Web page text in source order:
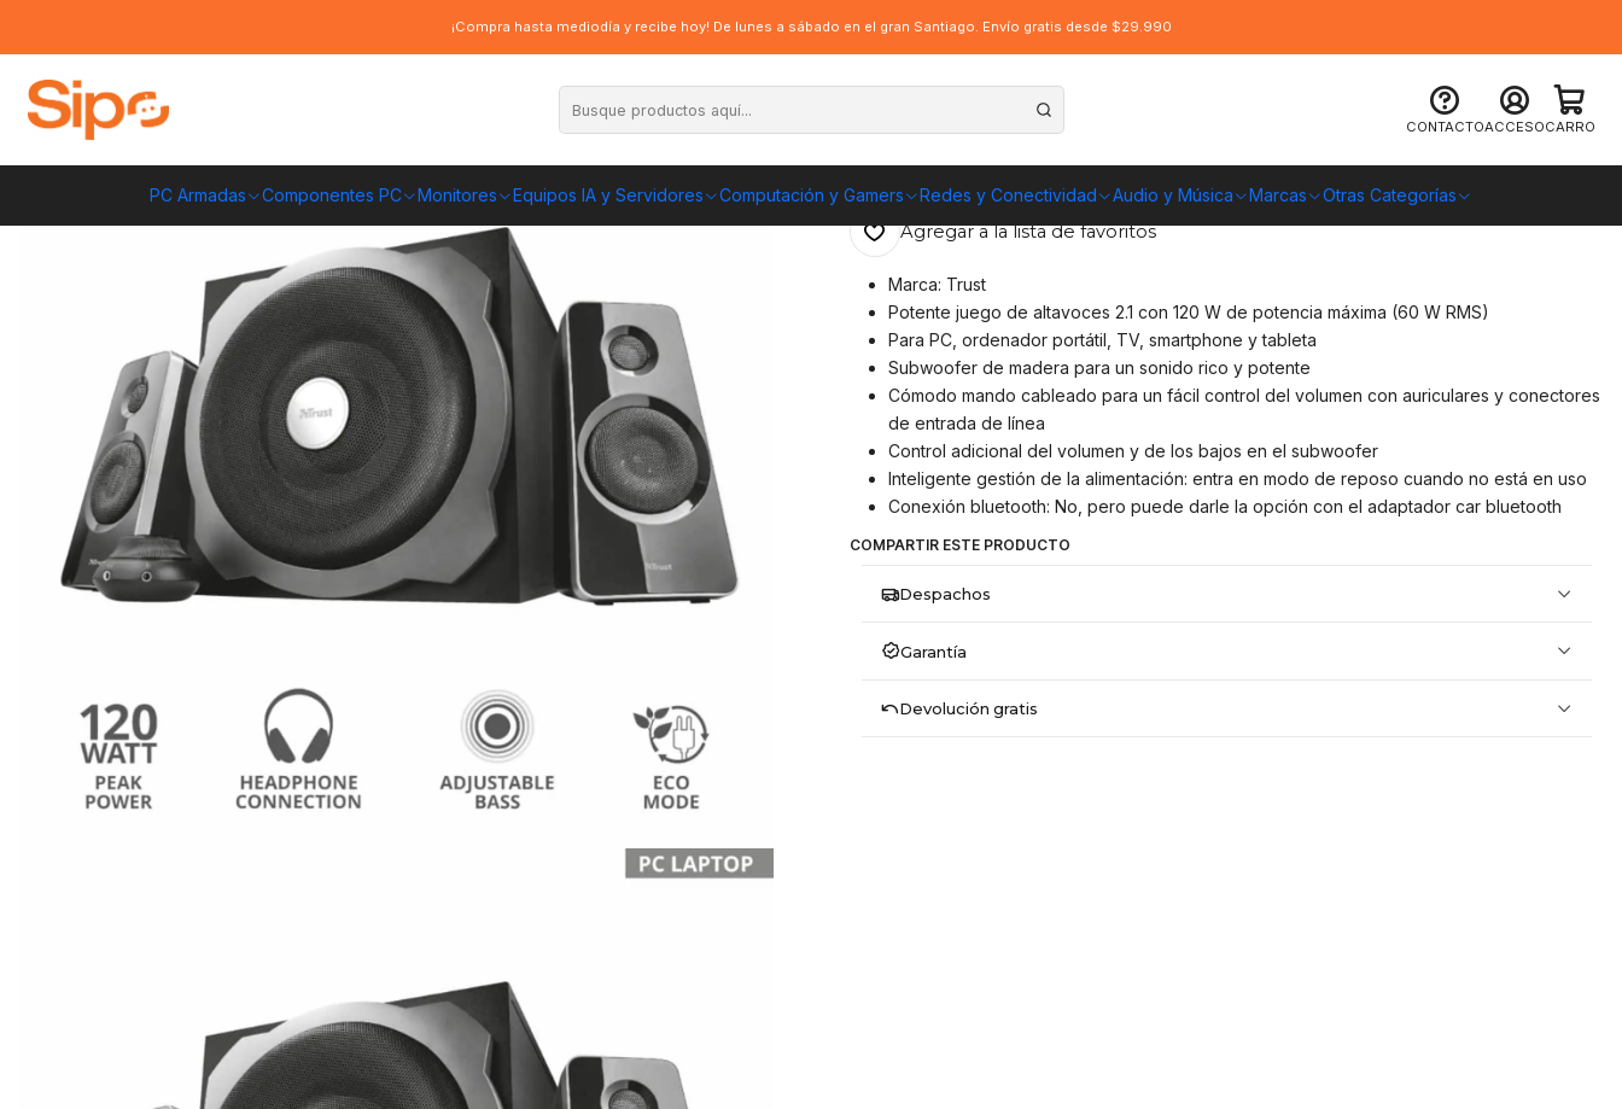
CONTACTOACCESOCARRO
PC Armadas Componentes PC Monitores Equipos IA y Servidores Computación y Gamers Redes y Conectividad Audio y Música Marcas Otras Categorías
¡Compra hasta mediodía y recibe hoy! De lunes a sábado en el gran Santiago. Envío gratis desde $29.990
Parlante Subwoofer Trust Tytan 2.1 - 120W
Parlante Subwoofer Trust Tytan 2.1 - 120W
ENVÍO GRATIS A TODO CHILE
Agregar a la lista de favoritos
Marca: Trust
Potente juego de altavoces 2.1 con 120 W de potencia máxima (60 W RMS)
Para PC, ordenador portátil, TV, smartphone y tableta
Subwoofer de madera para un sonido rico y potente
Cómodo mando cableado para un fácil control del volumen con auriculares y conectores
de entrada de línea
Control adicional del volumen y de los bajos en el subwoofer
Inteligente gestión de la alimentación: entra en modo de reposo cuando no está en uso
Conexión bluetooth: No, pero puede darle la opción con el adaptador car bluetooth
COMPARTIR ESTE PRODUCTO
Despachos
Garantía
Devolución gratis